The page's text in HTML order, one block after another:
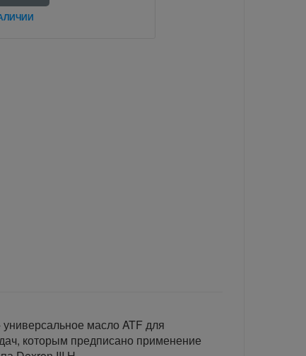
масло ATF для
которым предписано применение